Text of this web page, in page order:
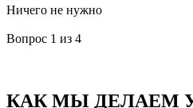
Ничего не нужно
Вопрос 1 из 4
КАК МЫ ДЕЛАЕМ